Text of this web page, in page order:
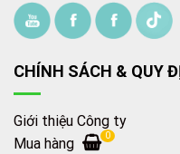
CHÍNH SÁCH & QUY
Giới thiệu Công ty
Mua hàng
0